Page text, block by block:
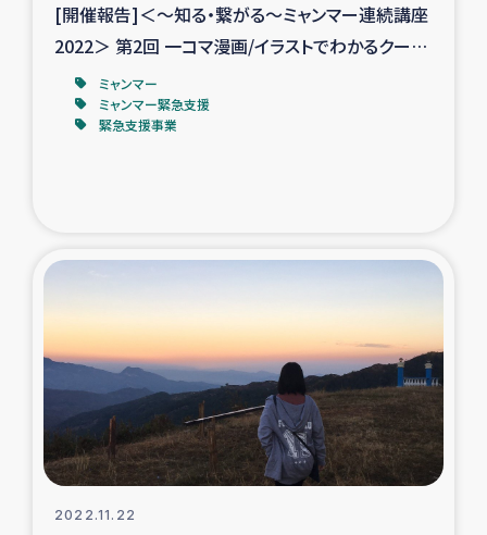
ベイルート大規模爆発被災者支援
アグロフォレストリー（カカオ）事業
[開催報告]＜～知る・繋がる～ミャンマー連続講座
2022＞ 第2回 一コマ漫画/イラストでわかるクーデ
ター後のミャンマー
ミャンマー
ミャンマー緊急支援
緊急支援事業
2022.11.22